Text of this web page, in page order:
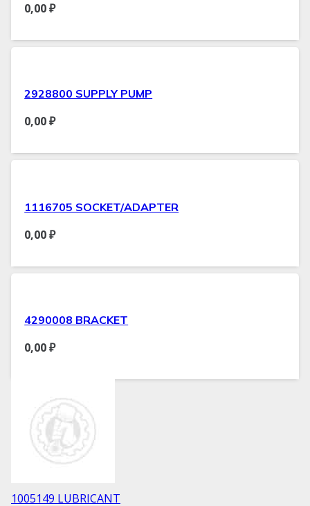
0,00₽
2928800 SUPPLY PUMP
0,00₽
1116705 SOCKET/ADAPTER
0,00₽
4290008 BRACKET
0,00₽
1005149 LUBRICANT